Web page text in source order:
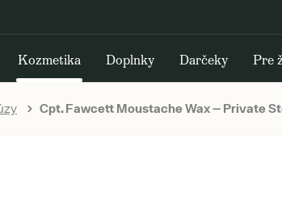
Kozmetika Doplnky Darčeky Pre
Cpt. Fawcett Moustache Wax — Private